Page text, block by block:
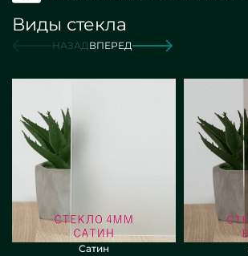
Виды стекла
НАЗАДВПЕРЕД
Сатин